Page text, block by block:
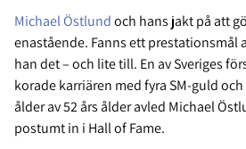
Michael Östlundoch hans jakt på att
enastående. Fanns ett prestationsmål
han det – och lite till. En av Sveriges
korade karriären med fyra SM-guld
ålder av 52 års ålder avled Michael
postumt in i Hall of Fame.